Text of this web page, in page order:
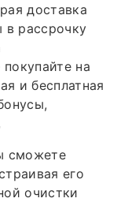
доставка
в рассрочку
на
и бесплатная
сможете
его
очистки